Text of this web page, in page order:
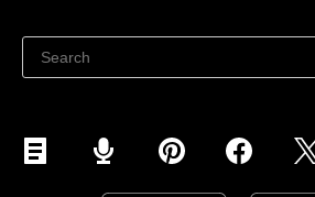
Sprzedawaj na Facebooku
Sprzedawaj na Instagramie